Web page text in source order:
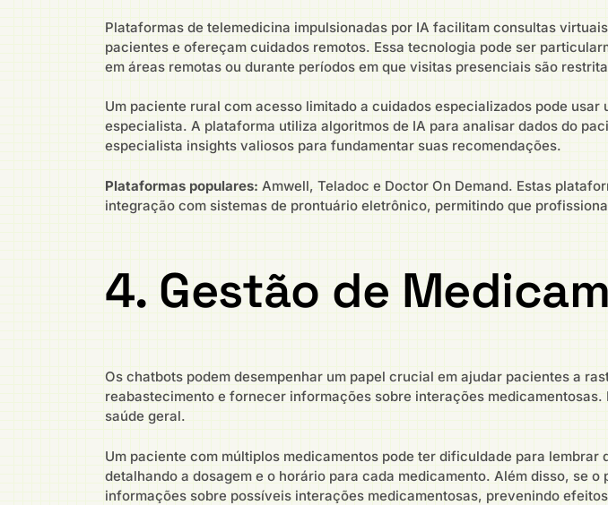
Plataformas de telemedicina impulsionadas por IA facilitam consultas
pacientes e ofereçam cuidados remotos. Essa tecnologia pode ser
em áreas remotas ou durante períodos em que visitas presenciais são
Um paciente rural com acesso limitado a cuidados especializados pode
especialista. A plataforma utiliza algoritmos de IA para analisar dados do
especialista insights valiosos para fundamentar suas recomendações.
Plataformas populares: Amwell, Teladoc e Doctor On Demand. Estas
integração com sistemas de prontuário eletrônico, permitindo que
4. Gestão de
Os chatbots podem desempenhar um papel crucial em ajudar pacientes a
reabastecimento e fornecer informações sobre interações
saúde geral.
Um paciente com múltiplos medicamentos pode ter dificuldade para
detalhando a dosagem e o horário para cada medicamento. Além disso, se
informações sobre possíveis interações medicamentosas, prevenindo